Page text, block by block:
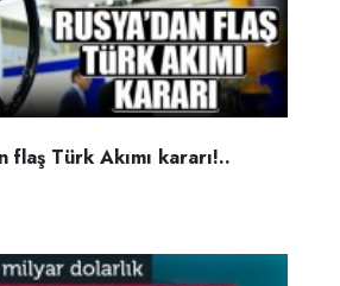
flaş Türk Akımı kararı!..